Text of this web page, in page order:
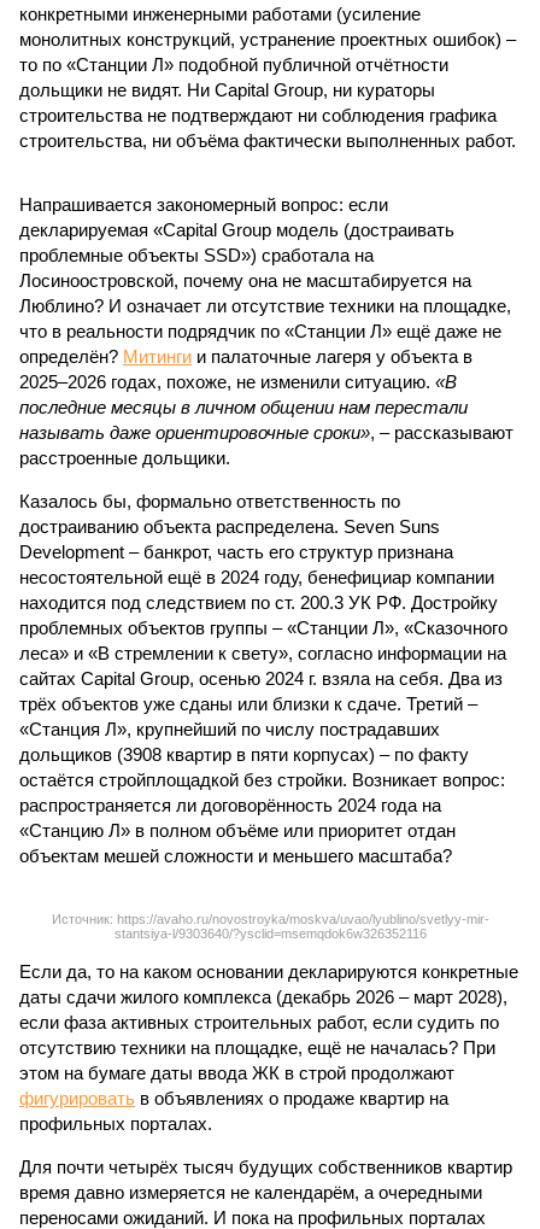
конкретными инженерными работами (усиление
монолитных конструкций, устранение проектных ошибок) –
то по «Станции Л» подобной публичной отчётности
дольщики не видят. Ни Capital Group, ни кураторы
строительства не подтверждают ни соблюдения графика
строительства, ни объёма фактически выполненных работ.
Напрашивается закономерный вопрос: если
декларируемая «Capital Group модель (достраивать
проблемные объекты SSD») сработала на
Лосиноостровской, почему она не масштабируется на
Люблино? И означает ли отсутствие техники на площадке,
что в реальности подрядчик по «Станции Л» ещё даже не
определён? Митинги и палаточные лагеря у объекта в
2025–2026 годах, похоже, не изменили ситуацию. «В
последние месяцы в личном общении нам перестали
называть даже ориентировочные сроки», – рассказывают
расстроенные дольщики.
Казалось бы, формально ответственность по
достраиванию объекта распределена. Seven Suns
Development – банкрот, часть его структур признана
несостоятельной ещё в 2024 году, бенефициар компании
находится под следствием по ст. 200.3 УК РФ. Достройку
проблемных объектов группы – «Станции Л», «Сказочного
леса» и «В стремлении к свету», согласно информации на
сайтах Capital Group, осенью 2024 г. взяла на себя. Два из
трёх объектов уже сданы или близки к сдаче. Третий –
«Станция Л», крупнейший по числу пострадавших
дольщиков (3908 квартир в пяти корпусах) – по факту
остаётся стройплощадкой без стройки. Возникает вопрос:
распространяется ли договорённость 2024 года на
«Станцию Л» в полном объёме или приоритет отдан
объектам мешей сложности и меньшего масштаба?
Источник: https://avaho.ru/novostroyka/moskva/uvao/lyublino/svetlyy-mir-
stantsiya-l/9303640/?ysclid=msemqdok6w326352116
Если да, то на каком основании декларируются конкретные
даты сдачи жилого комплекса (декабрь 2026 – март 2028),
если фаза активных строительных работ, если судить по
отсутствию техники на площадке, ещё не началась? При
этом на бумаге даты ввода ЖК в строй продолжают
фигурировать в объявлениях о продаже квартир на
профильных порталах.
Для почти четырёх тысяч будущих собственников квартир
время давно измеряется не календарём, а очередными
переносами ожиданий. И пока на профильных порталах